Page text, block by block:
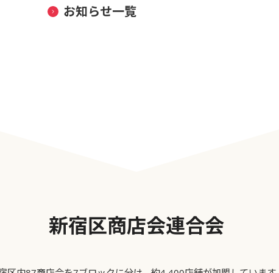
お知らせ一覧
新宿区商店会連合会